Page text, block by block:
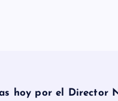
hoy por el Director